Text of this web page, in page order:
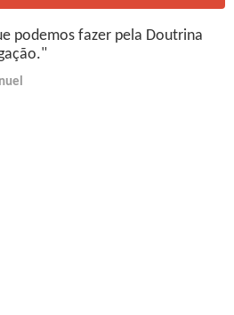
podemos fazer pela Doutrina